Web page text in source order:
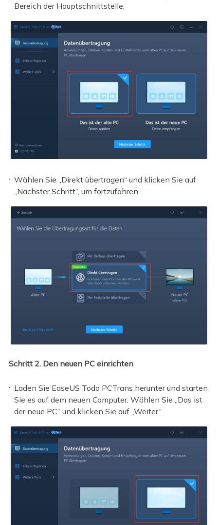
Bereich der Hauptschnittstelle.
Wählen Sie „Direkt übertragen“ und klicken Sie auf
„Nächster Schritt“, um fortzufahren.
Schritt 2. Den neuen PC einrichten
Laden Sie EaseUS Todo PCTrans herunter und starten
Sie es auf dem neuen Computer. Wählen Sie „Das ist
der neue PC“ und klicken Sie auf „Weiter“.